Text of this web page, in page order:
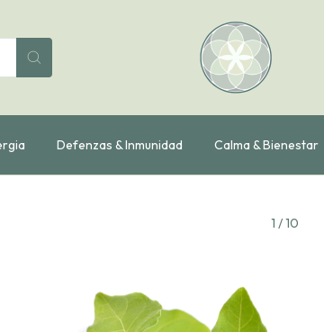
Defenzas & Inmunidad Calma & Bienestar
1 /10